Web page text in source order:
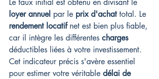
Le taux initial est obtenu en divisant le
loyer annuel par le prix d'achat total. Le
rendement locatif net est bien plus fiable,
car il intègre les différentes charges
déductibles liées à votre investissement.
Cet indicateur précis s'avère essentiel
pour estimer votre véritable délai de